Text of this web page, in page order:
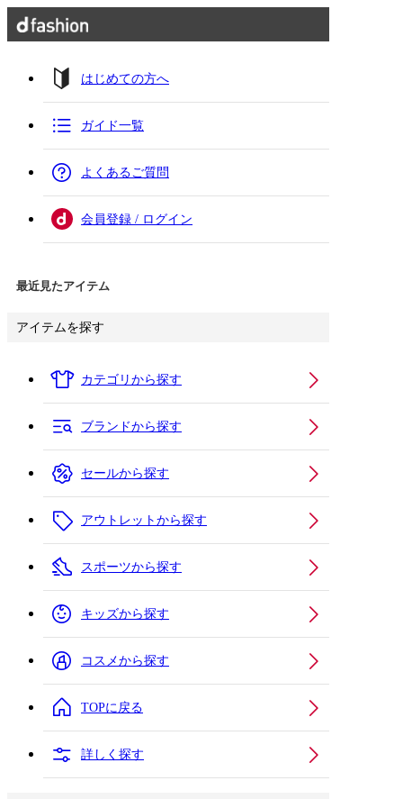
はじめての方へ
ガイド一覧
よくあるご質問
会員登録 / ログイン
最近見たアイテム
アイテムを探す
カテゴリから探す
ブランドから探す
セールから探す
アウトレットから探す
スポーツから探す
キッズから探す
コスメから探す
TOPに戻る
詳しく探す